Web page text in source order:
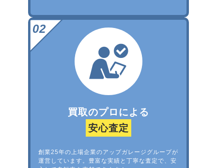
買取のプロによる
安心査定
創業25年の上場企業のアップガレージグループが
運営しています。豊富な実績と丁寧な査定で、安